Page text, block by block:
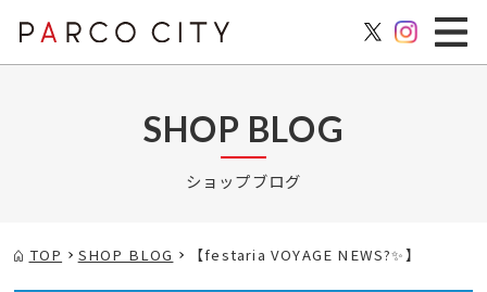
SHOP BLOG
ショップブログ
TOP SHOP BLOG 【festaria VOYAGE NEWS?✨】